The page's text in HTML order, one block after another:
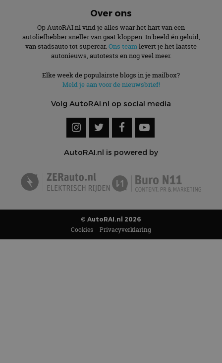
Over ons
Op AutoRAI.nl vind je alles waar het hart van een
autoliefhebber sneller van gaat kloppen. In beeld én geluid,
van stadsauto tot supercar. Ons teamlevert je het laatste
autonieuws, autotests en nog veel meer.
Elke week de populairste blogs in je mailbox?
Meld je aan voor de nieuwsbrief!
Volg AutoRAI.nl op social media
AutoRAI.nl is powered by
© AutoRAI.nl 2026
Cookies Privacyverklaring